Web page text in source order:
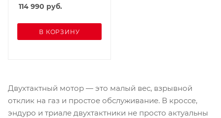
114 990 руб.
В КОРЗИНУ
Двухтактный мотор — это малый вес, взрывной
отклик на газ и простое обслуживание. В кроссе,
эндуро и триале двухтактники не просто актуальны